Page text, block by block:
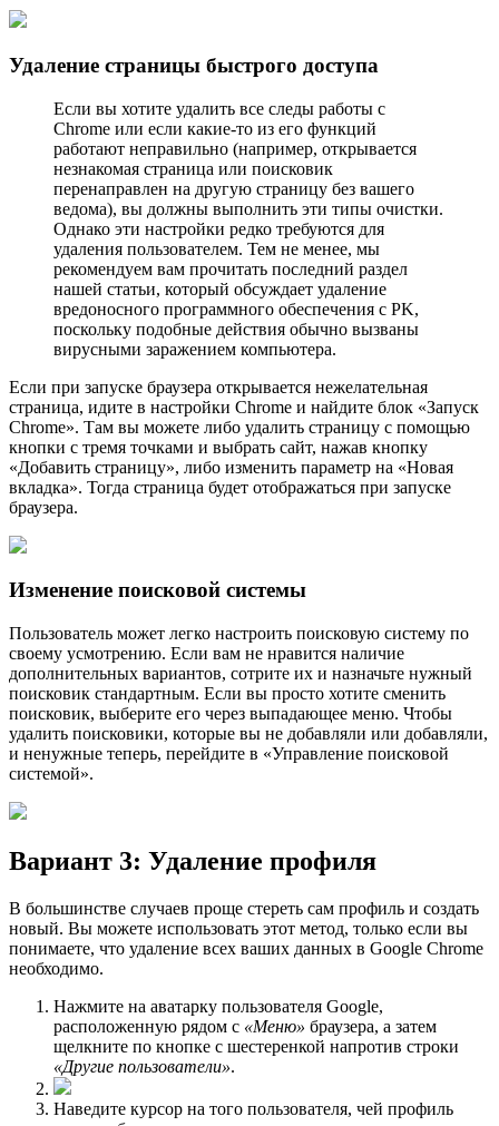
Удаление страницы быстрого доступа
Если вы хотите удалить все следы работы с
Chrome или если какие-то из его функций
работают неправильно (например, открывается
незнакомая страница или поисковик
перенаправлен на другую страницу без вашего
ведома), вы должны выполнить эти типы очистки.
Однако эти настройки редко требуются для
удаления пользователем. Тем не менее, мы
рекомендуем вам прочитать последний раздел
нашей статьи, который обсуждает удаление
вредоносного программного обеспечения с PK,
поскольку подобные действия обычно вызваны
вирусными заражением компьютера.
Если при запуске браузера открывается нежелательная
страница, идите в настройки Chrome и найдите блок «Запуск
Chrome». Там вы можете либо удалить страницу с помощью
кнопки с тремя точками и выбрать сайт, нажав кнопку
«Добавить страницу», либо изменить параметр на «Новая
вкладка». Тогда страница будет отображаться при запуске
браузера.
Изменение поисковой системы
Пользователь может легко настроить поисковую систему по
своему усмотрению. Если вам не нравится наличие
дополнительных вариантов, сотрите их и назначьте нужный
поисковик стандартным. Если вы просто хотите сменить
поисковик, выберите его через выпадающее меню. Чтобы
удалить поисковики, которые вы не добавляли или добавляли,
и ненужные теперь, перейдите в «Управление поисковой
системой».
Вариант 3: Удаление профиля
В большинстве случаев проще стереть сам профиль и создать
новый. Вы можете использовать этот метод, только если вы
понимаете, что удаление всех ваших данных в Google Chrome
необходимо.
Нажмите на аватарку пользователя Google,
расположенную рядом с «Меню» браузера, а затем
щелкните по кнопке с шестеренкой напротив строки
«Другие пользователи».
Наведите курсор на того пользователя, чей профиль